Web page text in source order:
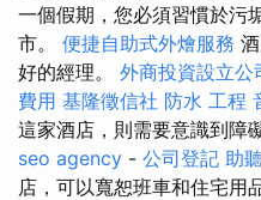
一個假期，您必須習慣於污
市。 便捷自助式外燴服務
好的經理。 外商投資設立公
費用 基隆徵信社 防水 工程
這家酒店，則需要意識到障
seo agency - 公司登記 助
店，可以寬恕班車和住宅用